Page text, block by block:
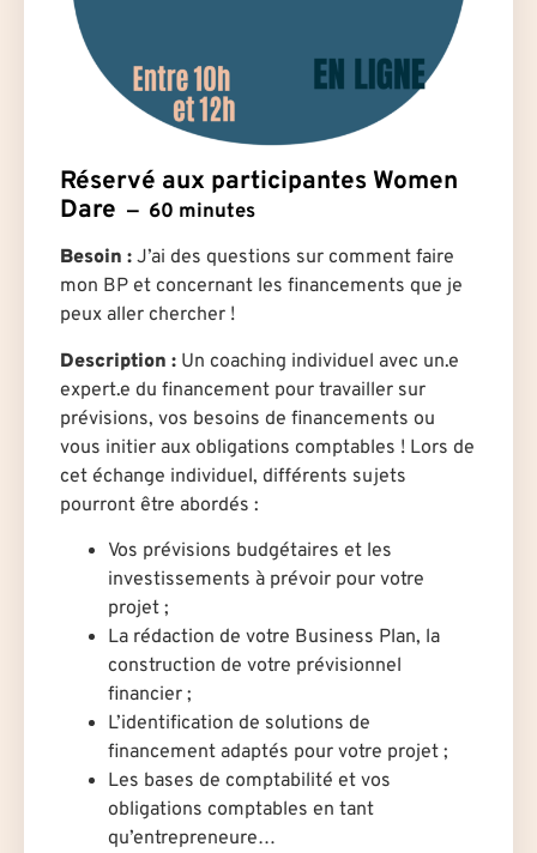
Réservé aux participantes Women
Dare
60 minutes
Besoin : J’ai des questions sur comment faire
mon BP et concernant les financements que je
peux aller chercher !
Description : Un coaching individuel avec un.e
expert.e du financement pour travailler sur
prévisions, vos besoins de financements ou
vous initier aux obligations comptables ! Lors de
cet échange individuel, différents sujets
pourront être abordés :
Vos prévisions budgétaires et les
investissements à prévoir pour votre
projet ;
La rédaction de votre Business Plan, la
construction de votre prévisionnel
financier ;
L’identification de solutions de
financement adaptés pour votre projet ;
Les bases de comptabilité et vos
obligations comptables en tant
qu’entrepreneure…